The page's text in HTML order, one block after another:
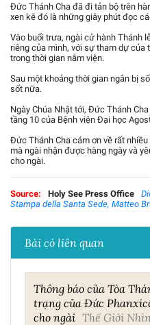
Đức Thánh Cha đã đi tản bộ trên
xen kẽ đó là những giây phút đọc
Vào buổi trưa, ngài cử hành Thánh
riêng của mình, với sự tham dự của
trong thời gian nằm viện.
Sau một khoảng thời gian ngắn bị
sốt nữa.
Ngày Chúa Nhật tới, Đức Thánh
tầng 10 của Bệnh viện Đại học
Đức Thánh Cha cám ơn về rất
mà ngài nhận được hàng ngày và
cho ngài.
Source: Holy See Press Office
Stampa della Santa Sede, Matteo
Bài có liên quan
Thông báo của Tòa
trạng của Đức
cho ngài Thế Giới